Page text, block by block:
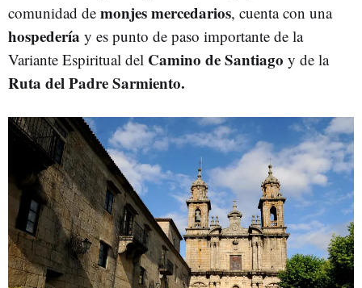
comunidad de monjes mercedarios, cuenta con una
hospedería y es punto de paso importante de la
Variante Espiritual del Camino de Santiago y de la
Ruta del Padre Sarmiento.